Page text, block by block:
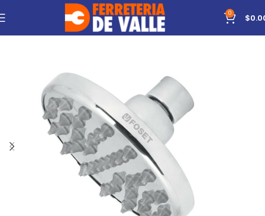
0 $